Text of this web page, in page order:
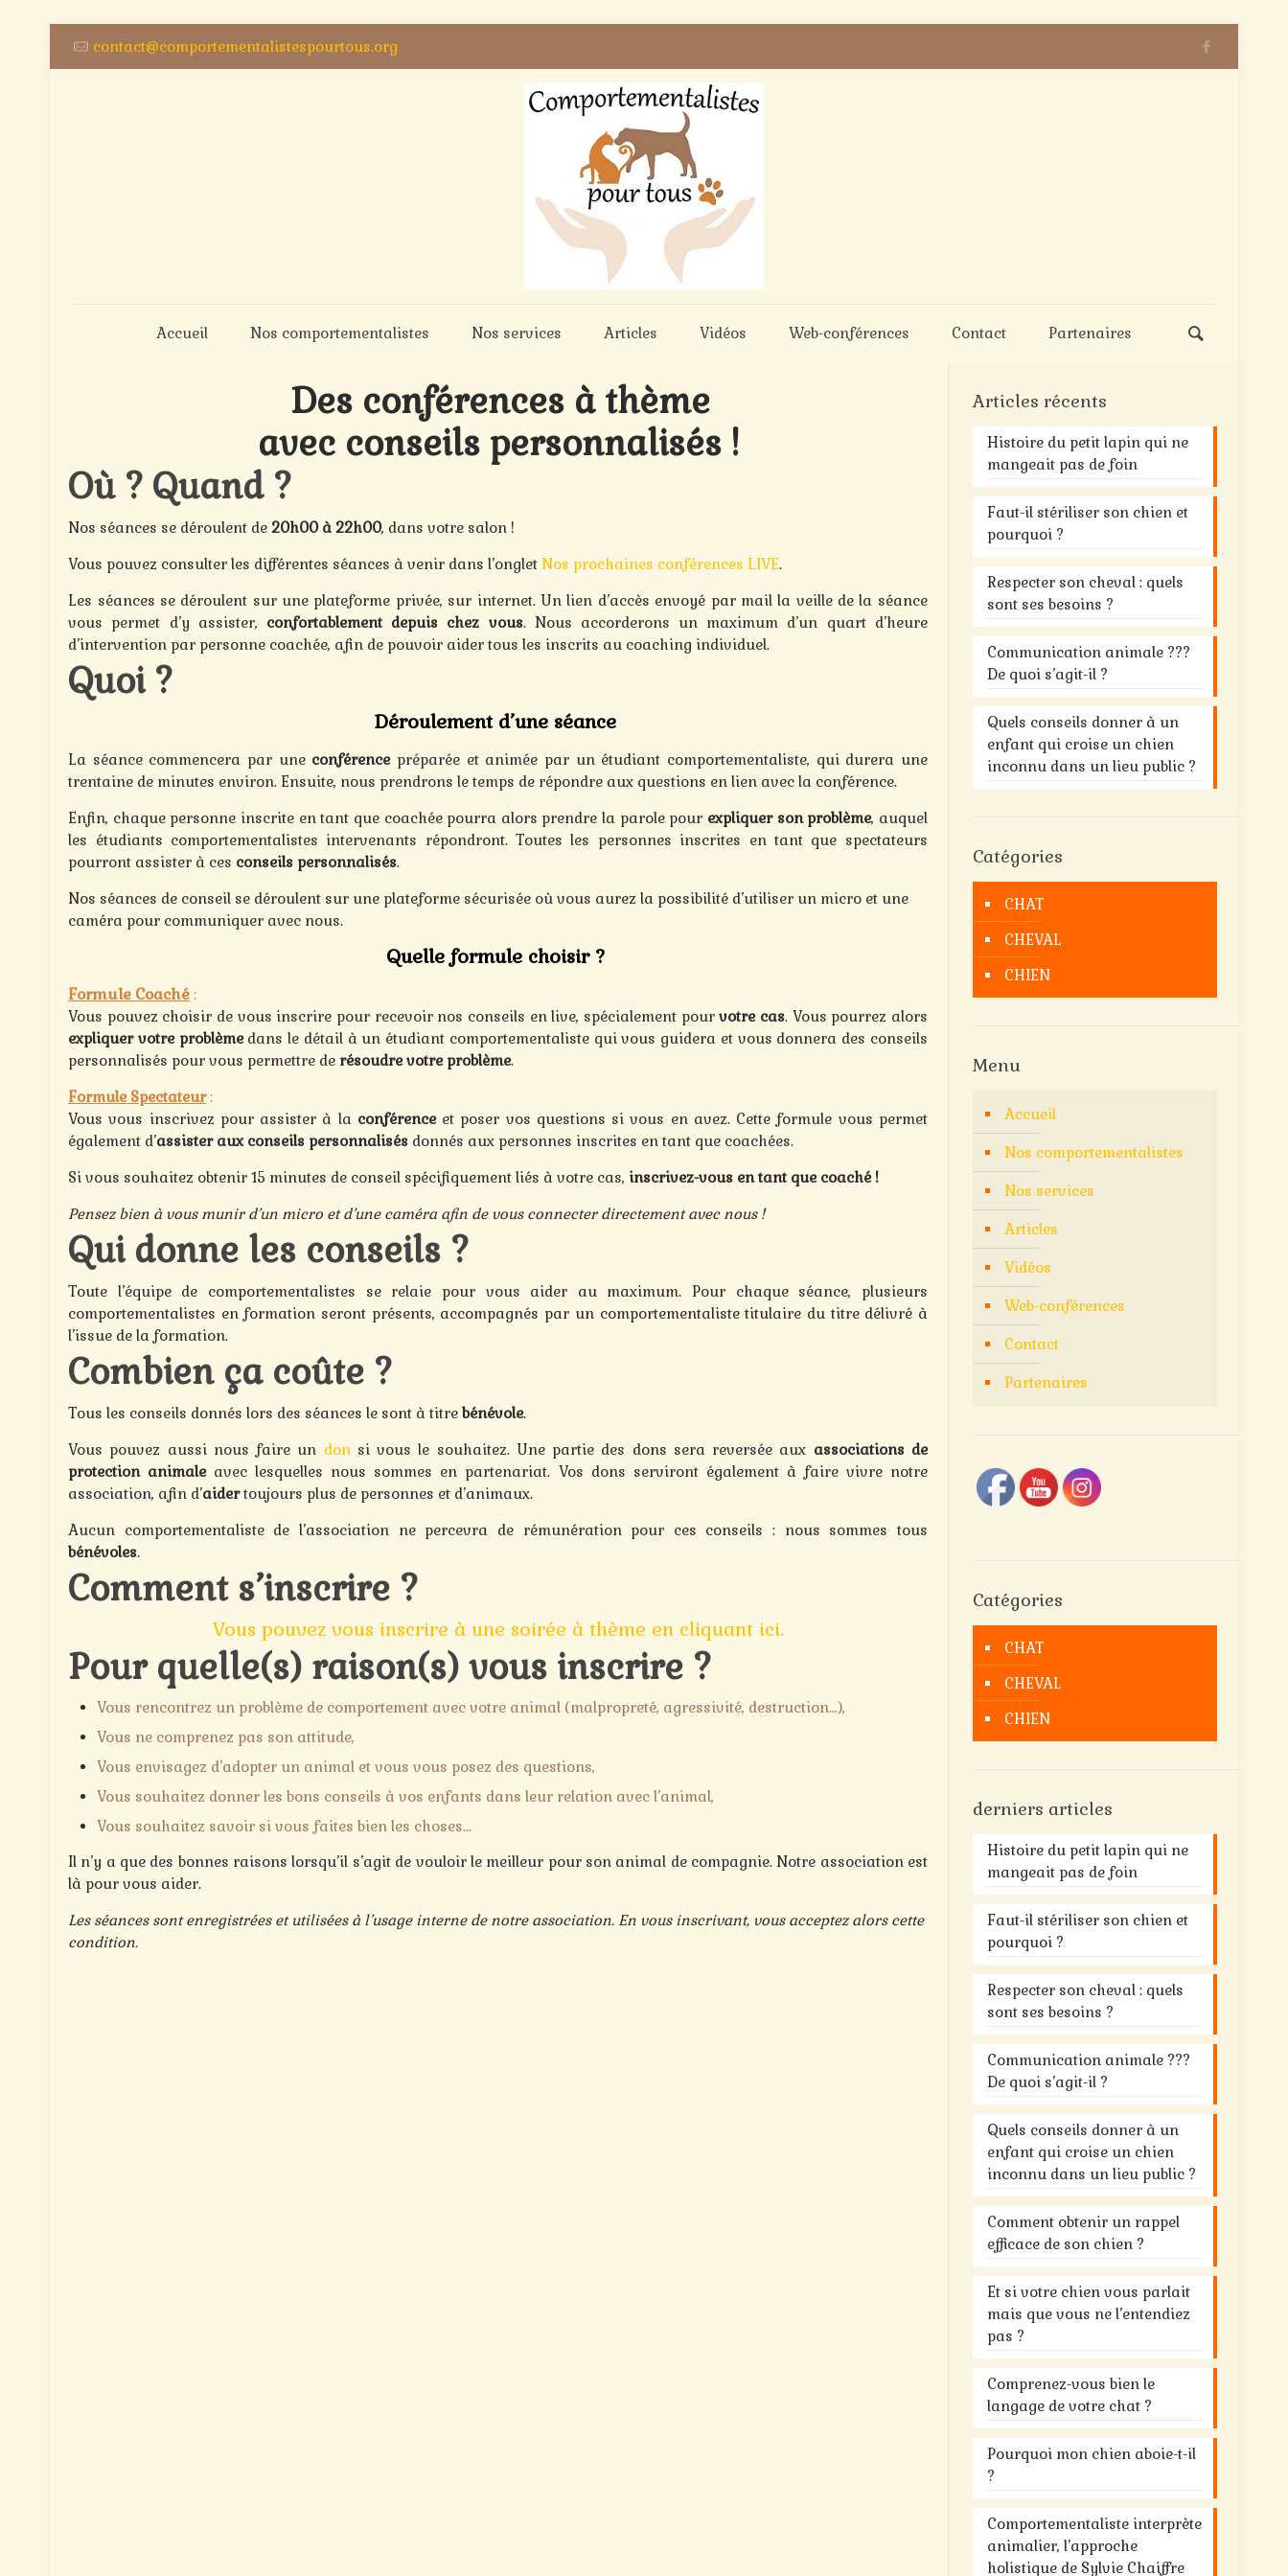
contact@comportementalistespourtous.org
Accueil Nos comportementalistes Nos services Articles Vidéos Web-conférences Contact Partenaires
Des conférences à thème
avec conseils personnalisés !
Où ? Quand ?
Nos séances se déroulent de 20h00 à 22h00, dans votre salon !
Vous pouvez consulter les différentes séances à venir dans l’ongletNos prochaines conférences LIVE.
Les séances se déroulent sur une plateforme privée, sur internet. Un lien d’accès envoyé par mail la veille de la séance
vous permet d’y assister, confortablement depuis chez vous. Nous accorderons un maximum d’un quart d’heure
d’intervention par personne coachée, afin de pouvoir aider tous les inscrits au coaching individuel.
Quoi ?
Déroulement d’une séance
La séance commencera par une conférencepréparée et animée par un étudiant comportementaliste, qui durera une
trentaine de minutes environ. Ensuite, nous prendrons le temps de répondre aux questions en lien avec la conférence.
Enfin, chaque personne inscrite en tant que coachée pourra alors prendre la parole pour expliquer son problème, auquel
les étudiants comportementalistes intervenants répondront. Toutes les personnes inscrites en tant que spectateurs
pourront assister à ces conseils personnalisés.
Nos séances de conseil se déroulent sur une plateforme sécurisée où vous aurez la possibilité d’utiliser un micro et une
caméra pour communiquer avec nous.
Quelle formule choisir ?
Formule Coaché:
Vous pouvez choisir de vous inscrire pour recevoir nos conseils en live, spécialement pourvotre cas. Vous pourrez alors
expliquer votre problèmedans le détail à un étudiant comportementaliste qui vous guidera et vous donnera des conseils
personnalisés pour vous permettre de résoudre votre problème.
Formule Spectateur:
Vous vous inscrivez pour assister à la conférenceet poser vos questions si vous en avez. Cette formule vous permet
également d’assister aux conseils personnalisés donnés aux personnes inscrites en tant que coachées.
Si vous souhaitez obtenir 15 minutes de conseil spécifiquement liés à votre cas, inscrivez-vous en tant que coaché !
Pensez bien à vous munir d’un micro et d’une caméra afin de vous connecter directement avec nous !
Qui donne les conseils ?
Toute l’équipe de comportementalistes se relaie pour vous aider au maximum. Pour chaque séance, plusieurs
comportementalistes en formation seront présents, accompagnés par un comportementaliste titulaire du titre délivré à
l’issue de la formation.
Combien ça coûte ?
Tous les conseils donnés lors des séances le sont à titrebénévole.
Vous pouvez aussi nous faire un donsi vous le souhaitez. Une partie des dons sera reversée aux associations de
protection animaleavec lesquelles nous sommes en partenariat. Vos dons serviront également à faire vivre notre
association, afin d’aidertoujours plus de personnes et d’animaux.
Aucun comportementaliste de l’association ne percevra de rémunération pour ces conseils : nous sommes tous
bénévoles.
Comment s’inscrire ?
Vous pouvez vous inscrire à une soirée à thème en cliquant ici.
Pour quelle(s) raison(s) vous inscrire ?
Vous rencontrez un problème de comportement avec votre animal (malpropreté, agressivité, destruction…),
Vous ne comprenez pas son attitude,
Vous envisagez d’adopter un animal et vous vous posez des questions,
Vous souhaitez donner les bons conseils à vos enfants dans leur relation avec l’animal,
Vous souhaitez savoir si vous faites bien les choses…
Il n’y a que des bonnes raisons lorsqu’il s’agit de vouloir le meilleur pour son animal de compagnie. Notre association est
là pour vous aider.
Les séances sont enregistrées et utilisées à l’usage interne de notre association. En vous inscrivant, vous acceptez alors cette
condition.
Articles récents
Histoire du petit lapin qui ne
mangeait pas de foin
Faut-il stériliser son chien et
pourquoi ?
Respecter son cheval : quels
sont ses besoins ?
Communication animale ???
De quoi s’agit-il ?
Quels conseils donner à un
enfant qui croise un chien
inconnu dans un lieu public ?
Catégories
CHAT
CHEVAL
CHIEN
Menu
Accueil
Nos comportementalistes
Nos services
Articles
Vidéos
Web-conférences
Contact
Partenaires
Catégories
CHAT
CHEVAL
CHIEN
derniers articles
Histoire du petit lapin qui ne
mangeait pas de foin
Faut-il stériliser son chien et
pourquoi ?
Respecter son cheval : quels
sont ses besoins ?
Communication animale ???
De quoi s’agit-il ?
Quels conseils donner à un
enfant qui croise un chien
inconnu dans un lieu public ?
Comment obtenir un rappel
efficace de son chien ?
Et si votre chien vous parlait
mais que vous ne l’entendiez
pas ?
Comprenez-vous bien le
langage de votre chat ?
Pourquoi mon chien aboie-t-il
?
Comportementaliste interprète
animalier, l’approche
holistique de Sylvie Chaiffre